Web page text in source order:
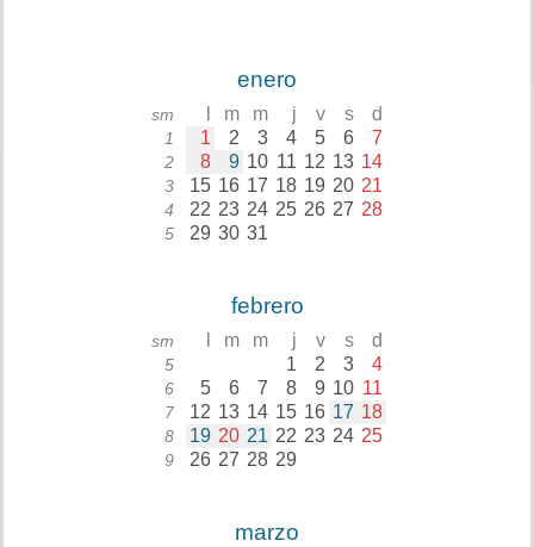
enero
sm m m j v s d
1 1 2 3 4 5 6 7
2 8 9 10 11 12 13 14
3 15 16 17 18 19 20 21
4 22 23 24 25 26 27 28
5 29 30 31
febrero
sm m m j v s d
5 1 2 3 4
6 5 6 7 8 9 10 11
7 12 13 14 15 16 17 18
8 19 20 21 22 23 24 25
9 26 27 28 29
marzo